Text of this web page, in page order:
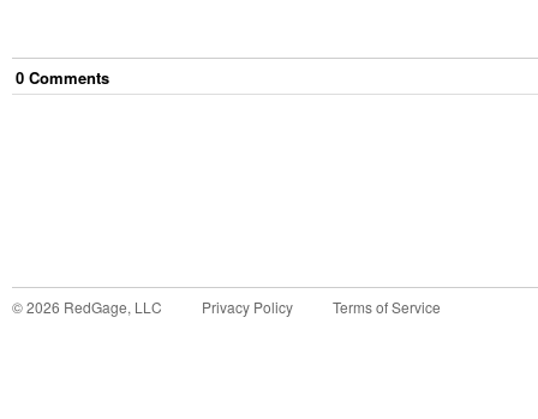
0 Comments
©2026 RedGage, LLC Privacy Policy Terms of Service